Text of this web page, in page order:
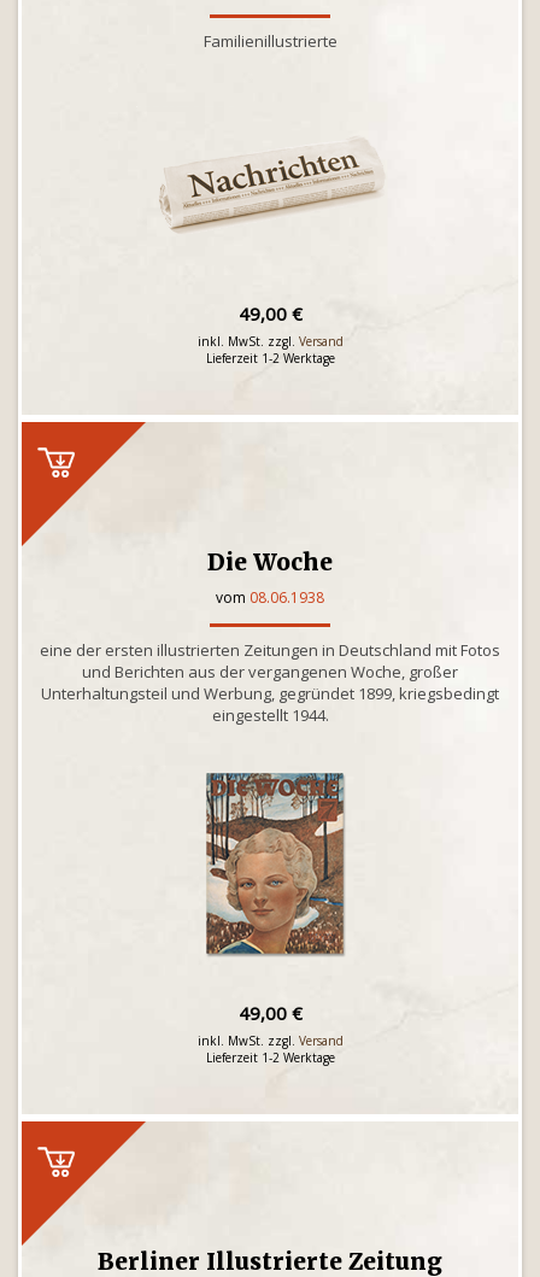
Familienillustrierte
49,00 €
inkl. MwSt. zzgl. Versand
Lieferzeit 1-2 Werktage
Die Woche
vom 08.06.1938
eine der ersten illustrierten Zeitungen in Deutschland mit Fotos
und Berichten aus der vergangenen Woche, großer
Unterhaltungsteil und Werbung, gegründet 1899, kriegsbedingt
eingestellt 1944.
49,00 €
inkl. MwSt. zzgl. Versand
Lieferzeit 1-2 Werktage
Berliner Illustrierte Zeitung